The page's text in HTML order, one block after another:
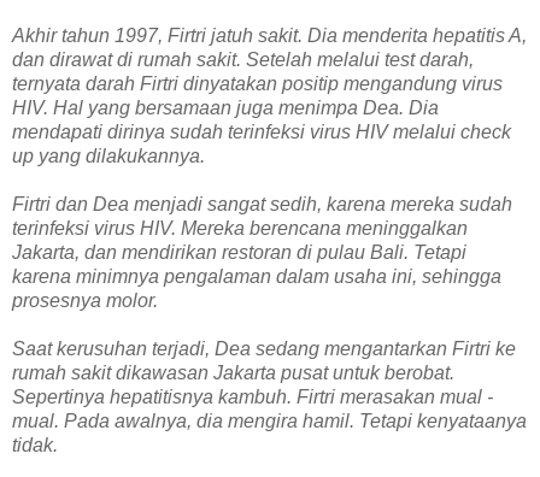
Akhir tahun 1997, Firtri jatuh sakit. Dia menderita hepatitis A,
dan dirawat di rumah sakit. Setelah melalui test darah,
ternyata darah Firtri dinyatakan positip mengandung virus
HIV. Hal yang bersamaan juga menimpa Dea. Dia
mendapati dirinya sudah terinfeksi virus HIV melalui check
up yang dilakukannya.
Firtri dan Dea menjadi sangat sedih, karena mereka sudah
terinfeksi virus HIV. Mereka berencana meninggalkan
Jakarta, dan mendirikan restoran di pulau Bali. Tetapi
karena minimnya pengalaman dalam usaha ini, sehingga
prosesnya molor.
Saat kerusuhan terjadi, Dea sedang mengantarkan Firtri ke
rumah sakit dikawasan Jakarta pusat untuk berobat.
Sepertinya hepatitisnya kambuh. Firtri merasakan mual -
mual. Pada awalnya, dia mengira hamil. Tetapi kenyataanya
tidak.